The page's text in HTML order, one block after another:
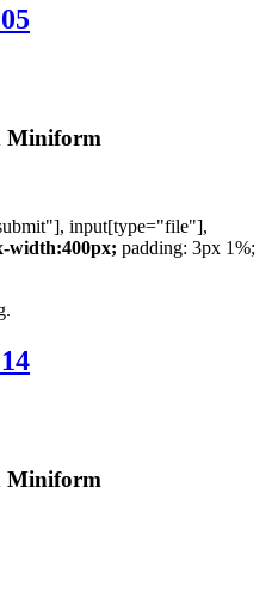
Miniform
input[type="file"],
width:400px; padding: 3px 1%;
Miniform